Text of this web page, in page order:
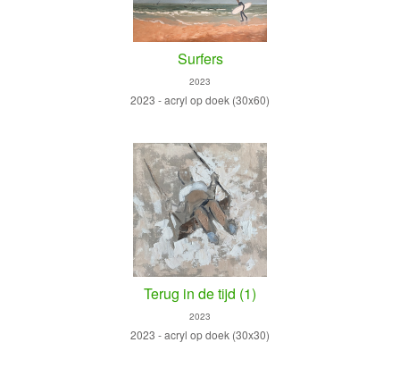
Surfers
2023
2023 - acryl op doek (30x60)
Terug in de tijd (1)
2023
2023 - acryl op doek (30x30)